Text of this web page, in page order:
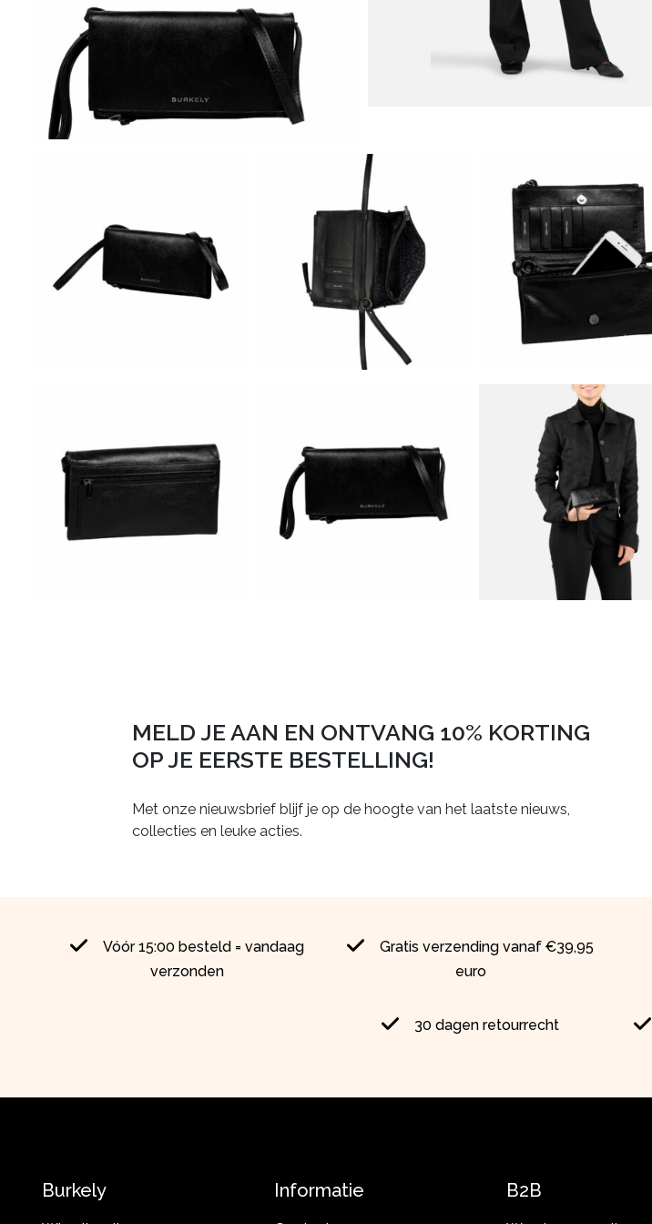
MELD JE AAN EN ONTVANG 10% KORTING
OP JE EERSTE BESTELLING!
Met onze nieuwsbrief blijf je op de hoogte van het laatste nieuws,
collecties en leuke acties.
Vóór 15:00 besteld = vandaag
verzonden
Gratis verzending vanaf €39,95
euro
30 dagen retourrecht
Burkely Informatie B2B